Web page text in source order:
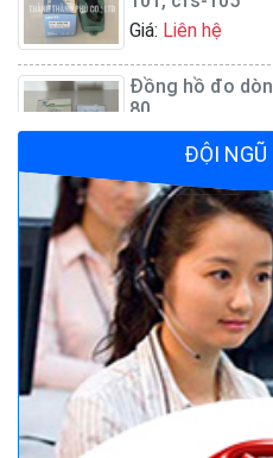
Giá:Liên hệ
Đồng hồ đo
80
Quạt đứng
Giá:1.720.500 đ
Bộ điều khiển
Giá:
ĐỘI NGŨ